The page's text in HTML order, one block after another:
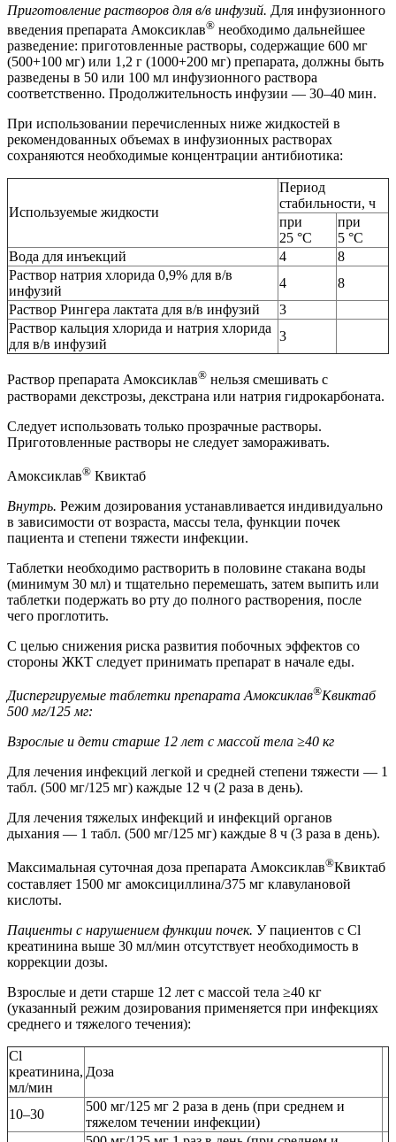
Приготовление растворов для в/в инфузий. Для инфузионного
введения препарата Амоксиклав® необходимо дальнейшее
разведение: приготовленные растворы, содержащие 600 мг
(500+100 мг) или 1,2 г (1000+200 мг) препарата, должны быть
разведены в 50 или 100 мл инфузионного раствора
соответственно. Продолжительность инфузии — 30–40 мин.
При использовании перечисленных ниже жидкостей в
рекомендованных объемах в инфузионных растворах
сохраняются необходимые концентрации антибиотика:
Используемые жидкости
Период
стабильности, ч
при
25 °C
при
5 °C
Вода для инъекций
4
8
Раствор натрия хлорида 0,9% для в/в
инфузий
4
8
Раствор Рингера лактата для в/в инфузий
3
Раствор кальция хлорида и натрия хлорида
для в/в инфузий
3
Раствор препарата Амоксиклав® нельзя смешивать с
растворами декстрозы, декстрана или натрия гидрокарбоната.
Следует использовать только прозрачные растворы.
Приготовленные растворы не следует замораживать.
Амоксиклав® Квиктаб
Внутрь. Режим дозирования устанавливается индивидуально
в зависимости от возраста, массы тела, функции почек
пациента и степени тяжести инфекции.
Таблетки необходимо растворить в половине стакана воды
(минимум 30 мл) и тщательно перемешать, затем выпить или
таблетки подержать во рту до полного растворения, после
чего проглотить.
С целью снижения риска развития побочных эффектов со
стороны ЖКТ следует принимать препарат в начале еды.
Диспергируемые таблетки препарата Амоксиклав®Квиктаб
500 мг/125 мг:
Взрослые и дети старше 12 лет с массой тела ≥40 кг
Для лечения инфекций легкой и средней степени тяжести — 1
табл. (500 мг/125 мг) каждые 12 ч (2 раза в день).
Для лечения тяжелых инфекций и инфекций органов
дыхания — 1 табл. (500 мг/125 мг) каждые 8 ч (3 раза в день).
Максимальная суточная доза препарата Амоксиклав®Квиктаб
составляет 1500 мг амоксициллина/375 мг клавулановой
кислоты.
Пациенты с нарушением функции почек. У пациентов с Cl
креатинина выше 30 мл/мин отсутствует необходимость в
коррекции дозы.
Взрослые и дети старше 12 лет с массой тела ≥40 кг
(указанный режим дозирования применяется при инфекциях
среднего и тяжелого течения):
Cl
креатинина,
мл/мин
Доза
10–30
500 мг/125 мг 2 раза в день (при среднем и
тяжелом течении инфекции)